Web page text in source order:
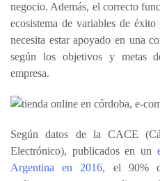
negocio. Además, el correcto
ecosistema de variables de
necesita estar apoyado en una
según los objetivos y metas
empresa.
Según datos de la CACE
Electrónico), publicados en un
Argentina en 2016, el 90%